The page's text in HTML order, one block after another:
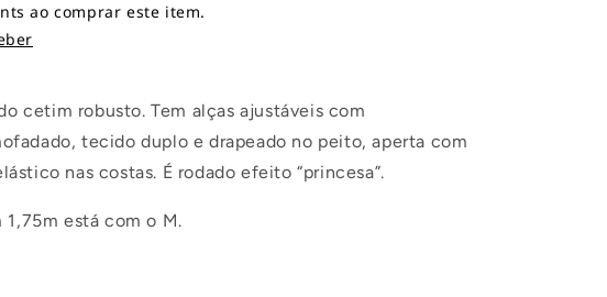
ao comprar este item.
cetim robusto. Tem alças ajustáveis com
tecido duplo e drapeado no peito, aperta com
nas costas. É rodado efeito “princesa”.
está com o M.